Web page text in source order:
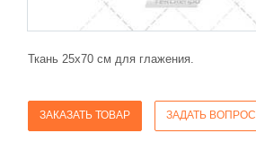
Ткань 25х70 см для глажения.
ЗАКАЗАТЬ ТОВАР ЗАДАТЬ ВОПРОС